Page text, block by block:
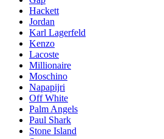
Hackett
Jordan
Karl Lagerfeld
Kenzo
Lacoste
Millionaire
Moschino
Napapijri
Off White
Palm Angels
Paul Shark
Stone Island